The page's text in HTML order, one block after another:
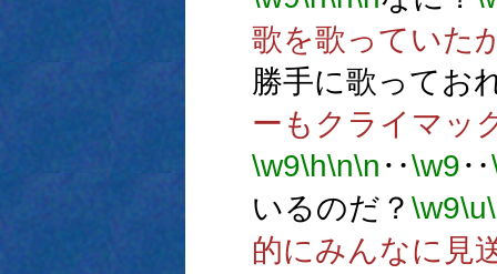
歌を歌ってい
勝手に歌ってお
ーもクライマッ
\w9\h\n\n ‥\w9‥
いるのだ？ \w9\u
的にみんなに見